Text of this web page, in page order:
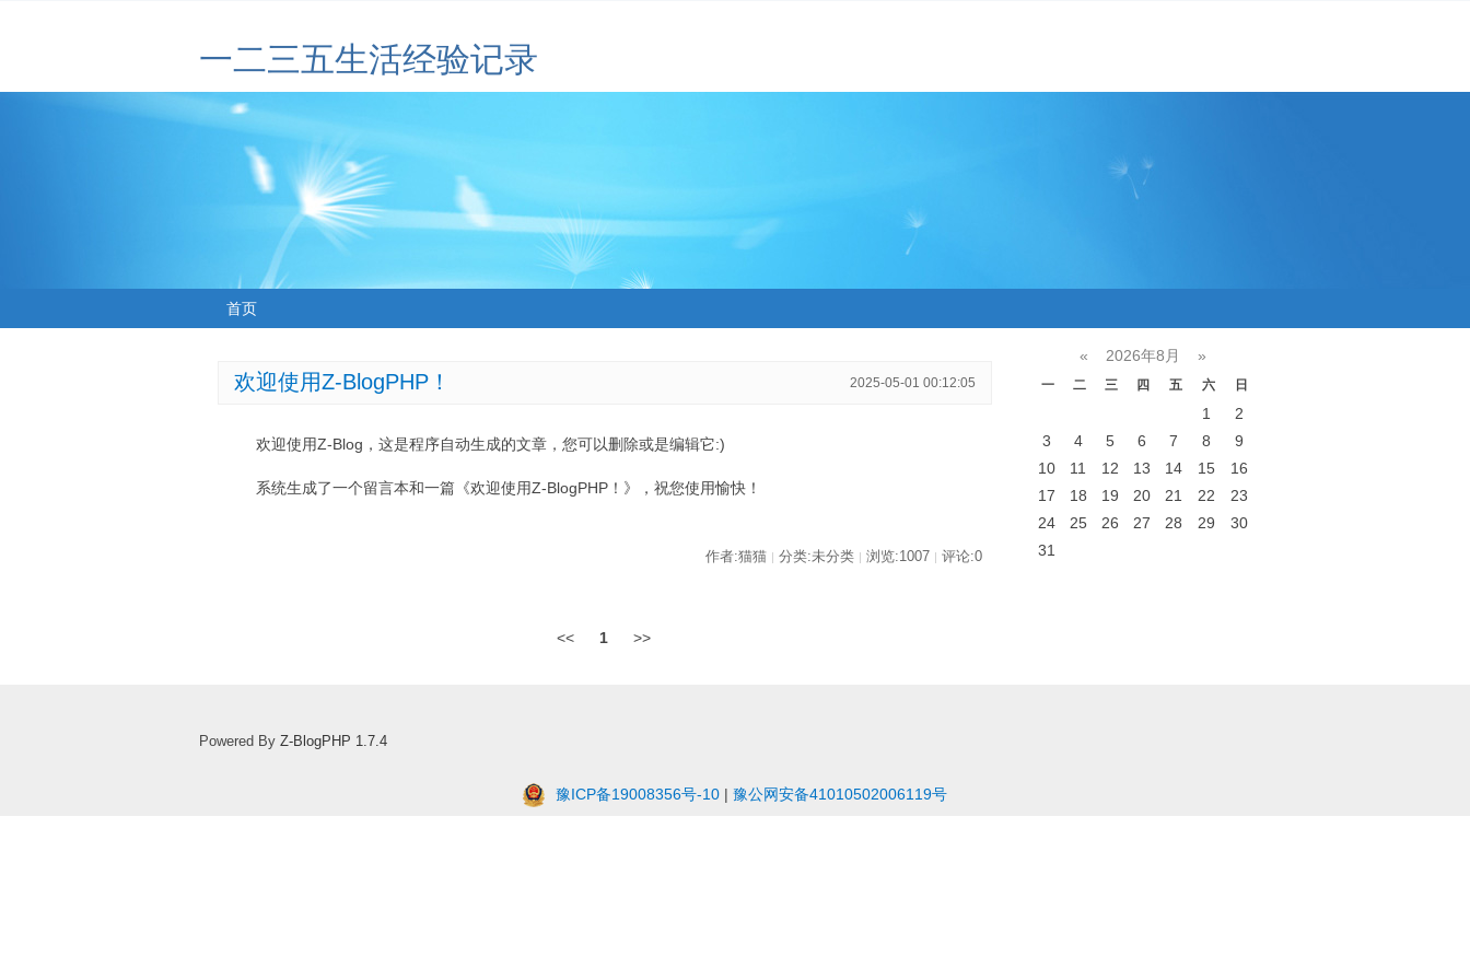
一二三五生活经验记录
首页
欢迎使用Z-BlogPHP！ 2025-05-01 00:12:05
欢迎使用Z-Blog，这是程序自动生成的文章，您可以删除或是编辑它:)
系统生成了一个留言本和一篇《欢迎使用Z-BlogPHP！》，祝您使用愉快！
作者:猫猫 | 分类:未分类 | 浏览:1007 | 评论:0
<< 1 >>
« 2026年8月 »
一 二 三 四 五 六 日
1
2
3
4 5 6 7 8
9
10
11 12 13 14 15
16
17
18 19 20 21 22
23
24
25 26 27 28 29
30
31
Powered By Z-BlogPHP 1.7.4
豫ICP备19008356号-10 | 豫公网安备41010502006119号